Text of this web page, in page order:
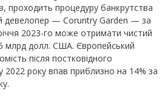
проходить процедуру банкрутства
— Coruntry Garden — за
2023-го може отримати чистий
млрд долл. США. Європейський
після постковідного
року впав приблизно на 14% за